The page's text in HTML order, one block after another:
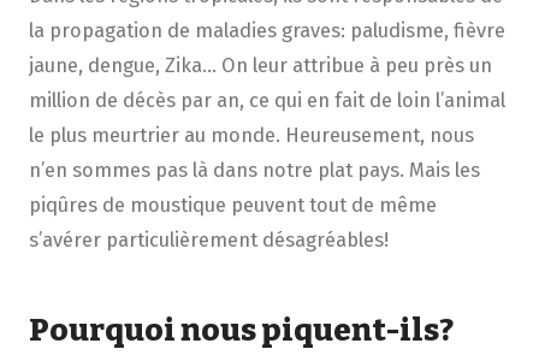
la propagation de maladies graves: paludisme, fièvre
jaune, dengue, Zika… On leur attribue à peu près un
million de décès par an, ce qui en fait de loin l’animal
le plus meurtrier au monde. Heureusement, nous
n’en sommes pas là dans notre plat pays. Mais les
piqûres de moustique peuvent tout de même
s’avérer particulièrement désagréables!
Pourquoi nous piquent-ils?